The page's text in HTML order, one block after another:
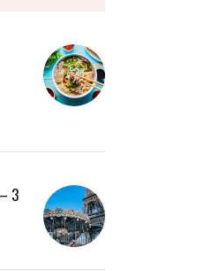
3